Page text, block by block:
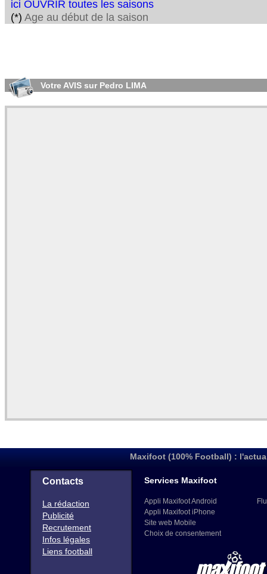
ici OUVRIR toutes les saisons
(*) Age au début de la saison
Votre AVIS sur Pedro LIMA
Maxifoot (100% Football) :
Contacts
La rédaction
Publicité
Recrutement
Infos légales
Liens football
Services Maxifoot
Appli Maxifoot Android
Appli Maxifoot iPhone
Site web Mobile
Choix de consentement